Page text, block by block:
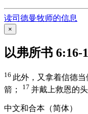
读司德曼牧师的信息
×
以弗所书 6:16-
16 此外，又拿着信德
箭；
17 并戴上救恩的
中文和合本（简体）